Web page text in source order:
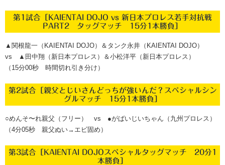
第1試合［KAIENTAI DOJO vs 新日本プロレス若手対抗戦
PART2 タッグマッチ 15分1本勝負］
▲関根龍一（KAIENTAI DOJO）＆タンク永井（KAIENTAI DOJO）
vs ▲田中翔（新日本プロレス）＆小松洋平（新日本プロレス）
（15分00秒 時間切れ引き分け）
第2試合［親父とじいさんどっちが強いんだ？スペシャルシン
グルマッチ 15分1本勝負］
○めんそ〜れ親父（フリー） vs ●がばいじいちゃん（九州プロレス）
（4分05秒 親父ぬい→エビ固め）
第3試合［KAIENTAI DOJOスペシャルタッグマッチ 20分1
本勝負］